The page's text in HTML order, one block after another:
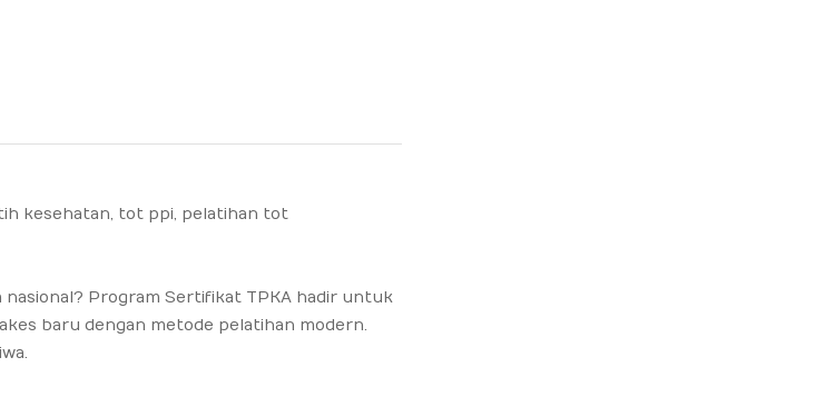
kesehatan, tot ppi, pelatihan tot
Program Sertifikat TPKA hadir untuk
baru dengan metode pelatihan modern.